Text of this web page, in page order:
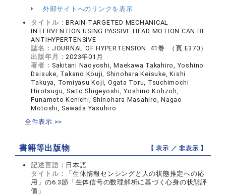
外部サイトへのリンクを表示
タイトル：BRAIN-TARGETED MECHANICAL
INTERVENTION USING PASSIVE HEAD MOTION CAN BE
ANTIHYPERTENSIVE
誌名： JOURNAL OF HYPERTENSION 41巻 （頁 E370）
出版年月：2023年01月
著者： Sakitani Naoyoshi, Maekawa Takahiro, Yoshino
Daisuke, Takano Kouji, Shinohara Keisuke, Kishi
Takuya, Tomiyasu Koji, Ogata Toru, Tsuchimochi
Hirotsugu, Saito Shigeyoshi, Yoshino Kohzoh,
Funamoto Kenichi, Shinohara Masahiro, Nagao
Motoshi, Sawada Yasuhiro
全件表示 >>
書籍等出版物 【 表示 ／非表示 】
記述言語： 日本語
タイトル：
「生体情報センシングと人の状態推定への応
用」の6.3節「生体信号の数理解析に基づく心身の状態評
価」